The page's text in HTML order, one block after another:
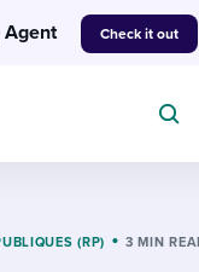
Agent Check it out
(RP) 3 MIN